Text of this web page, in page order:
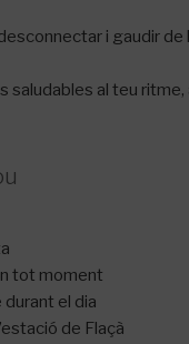
i gaudir de
saludables al teu ritme,
tot moment
durant el dia
de Flaçà